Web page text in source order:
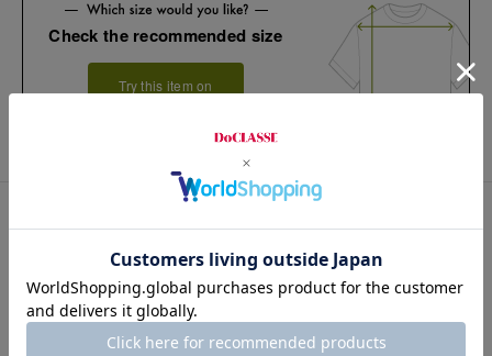
Check the recommended size
Try this item on
総合評価
4.0 4レビュー